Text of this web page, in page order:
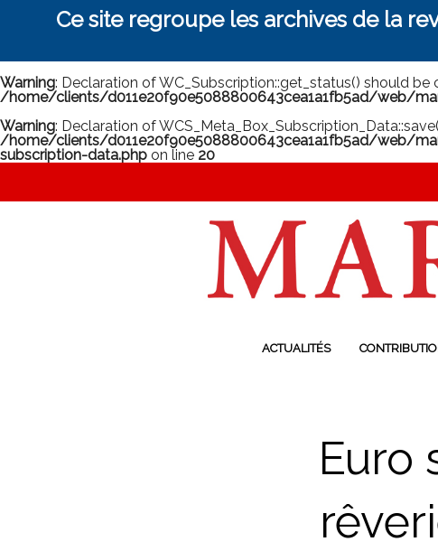
Ce site regroupe les archives de la
Warning: Declaration of WC_Subscription::get_status() should
/home/clients/d011e20f90e5088800643cea1a1fb5ad/web/
Warning: Declaration of
/home/clients/d011e20f90e5088800643cea1a1fb5ad/web/
subscription-data.php on line 20
ACTUALITÉS
Euro